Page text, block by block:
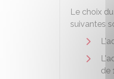
Le choix
suivantes
de